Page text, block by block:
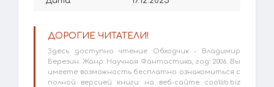
ДОРОГИЕ ЧИТАТЕЛИ!
Здесь доступно чтение Обходчик - Владимир
Березин. Жанр: Научная Фантастика, год: 2006. Вы
имеете возможность бесплатно ознакомиться с
полной версией книги на веб-сайте coollib.biz